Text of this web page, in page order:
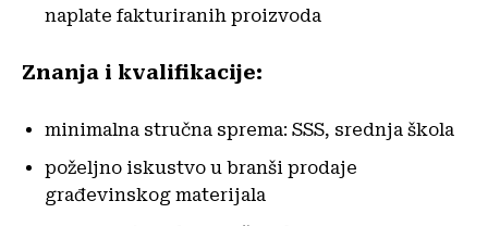
naplate fakturiranih proizvoda
Znanja i kvalifikacije:
minimalna stručna sprema: SSS, srednja škola
poželjno iskustvo u branši prodaje
građevinskog materijala